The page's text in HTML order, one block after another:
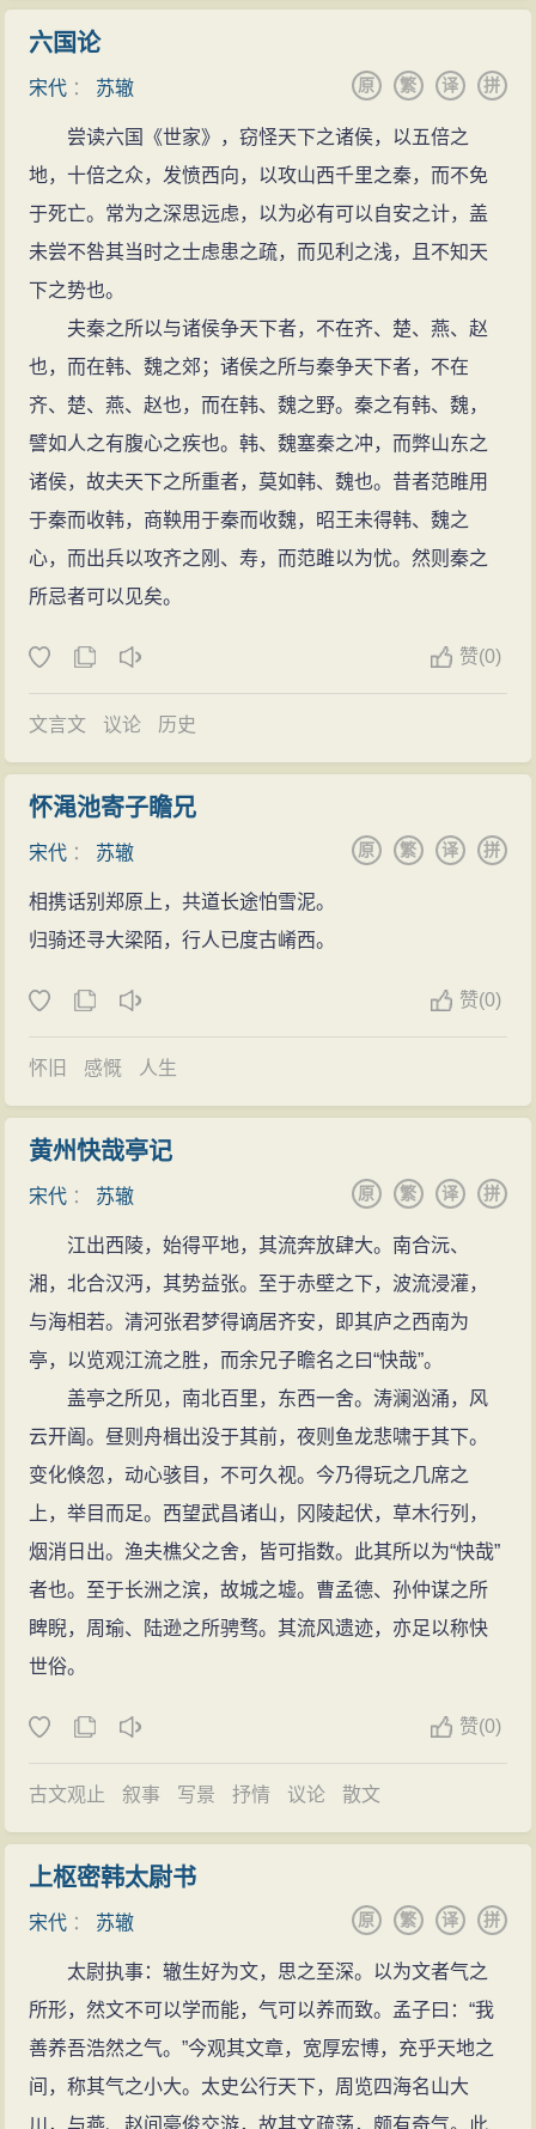
于欧。但韩、欧辟佛道，而苏辙不然。苏辙的文章，与
父兄并称当代大家。与父兄相比，虽有所不及，但亦自
有特点。他擅长政论和史论，在政论中纵谈天下大事，
如《新论》三篇，纵谈天下大事，论断相当确切。《上
皇帝书》说“今世之患，莫急于无财”，亦切中肯綮。史论
同父兄一样，针对时弊，古为今用。
苏辙史论的代表作品是《历代论》，有些篇章是写
得很有特点的。论汉光武、唐太宗，分析相当全面，和
苏轼相比，特点确在于“稳”。《六国论》评论齐、楚、
燕、赵四国不能支援前方的韩、魏，团结抗秦，暗喻北
宋王朝前方受敌而后方安乐腐败的现实。《三国论》将
刘备与刘邦相比，评论刘备“智短而勇不足”，又“不知因其
所不足以求胜”，也有以古鉴今的寓意。
书信杂文
苏辙致力最勤的文章，在于政论和史论，史论之
文，尤所尽心；但他写得更为自由随便的文章，还是书
己初到京师，“非有求于斗升之禄”，“偶然得之，非其所
初生之犊，年少气豪，既不同于韩愈《上宰相书》那样
卑躬屈节，也不像李白《上韩荆州书》那样纵横使气。
当文人仕途广于唐代的宋代，这样的文章是有时代特点
的。与此书相类者，还有《上昭文富丞相书》、《上曾
参政书》，都是年少气豪之作。到了晚年，所为书札，
出语虽有所收敛，但依旧洒脱自然，例如《答黄庭坚
同，但晚年之作，以信札观之，都有平淡自然之语。二
文为人所称者，有《庐山栖贤寺新修僧堂记》、《武昌
九曲亭记》、《黄州快哉亭记》等。其中《庐山栖贤寺
新修僧堂记》以“造语奇特”见称。王士禛《香祖笔记》
云：“颍滨《栖贤寺记》造语奇特，虽唐作者如刘梦得
（刘禹锡）、柳子厚（柳宗元）妙于语言，亦不能过
之。”并引其中“入栖贤谷”一段文字而后云：“予游庐山，
至此，然后知其形容之妙，如丹青画图，后人不能及
也。”苏辙之文，本来不是以“奇”见称的。《黄楼赋》“稍
自振厉”，即被疑为苏轼所作，则此文之“造语奇特”，也就
自然为人所称了。苏辙还有一篇《东轩记》，造语虽不
甚奇，却是写得更加“如其为人”的文章。这篇“记”也是写
得颇有特色。作“东轩”以为“宴休之所”，却不得一日“安于
其中”，而日日忙于“坐市区鬻盐、沽酒、税豚鱼”，此情此
景，是和历来文人雅士作轩亭以自适者大异其趣的。文
章最后还说：希望有那么一天，“世或哀而怜之，使得归
伏田里”，“然后追求颜氏之乐，怀思东轩，优游以忘其
为人”的。
较之苏轼，不论思想和才力都要显得逊色。早年诗大都
写生活琐事，咏物写景，与苏轼唱和之作尤多。风格淳
朴无华，文采少逊。早年的作品《次韵子瞻闻不赴商
幕》三首，写得洒脱自然，颇见个性特点。
晚年退居颍川后，对农民生活了解较多，写出了如
《秋稼》等反映现实生活较为深刻的诗。抒写个人生活
感受之作，艺术成就也超过早期，如《南斋竹》：“幽居
一室少尘缘，妻子相看意自闲。行到南窗修竹下，恍然
绩迁调官职，授苏辙为河南府渑池县主簿。杨畋又举苏
驿读书，准备制科考试。
科举风波
嘉祐六年（1061年）八月，苏辙参与殿试。当时仁
宗已五十二岁，苏辙想他或许对政事感到疲倦，所以尽
力讲政事得失，而对宫禁朝廷之事，议论尤为激切。策
问试卷送上后，苏辙自认为一定被黜落。覆考官司马光
将其置于第三等，初考官胡宿不同意。司马光与范镇商
议后将其置于第四等，三司使蔡襄也力争。只有胡宿认
为苏辙对仁宗不恭，坚持要求黜落他。仁宗说：“用直言
来得人，而因直言抛弃他，天下人会怎么说我呢？”宰相
不得已，把他列入下等。不久后，苏辙被任命为试秘书
省校书郎、充商州军事推官。当时苏洵奉命修《礼
书》，苏轼出任签书凤翔判官。苏辙要求在京城侍养父
亲，获朝廷准许。
治平三年（1066年）四月，苏洵在京师逝世，苏辙
彭山县安镇乡可龙里。
兄弟一路东游前往京师，于次年抵达。
建议新法
熙宁二年（1069年），苏辙上书论政事，即被神宗
辙入三司条例司。吕惠卿依附王安石，苏辙和他讨论时
“有不便之处，就告诉我不必疑虑。”苏辙说：“把钱借给百
姓，使出利息二分，本意是在救济百姓，不是求利。但
出入之间，吏员趁机营私作奸，即使有法也不能禁止，
钱到百姓手里，即使良民也不免乱花；到交还时，即使
富民也不免超过期限。这样，就怕一定要鞭打催促，州
县官的事不胜其烦了。唐代刘晏掌管国家财政，从没有
借钱给百姓。有责怪他的人，刘晏说：‘让百姓侥幸得
钱，不是国家之福；叫吏员靠法催督还债，对百姓不
利。我虽然从不发放借贷，但四方的丰收和灾荒谷价的
贵贱，从来能及时知道。有谷贱处就收购，有谷贵处就
发售，所以四方没有太贵、太贱的弊病，岂用发贷
款？’刘晏所说的，就是常平仓法。现在此法仍在而患在
不整顿，你真能有意于百姓生计，就整顿实行，那刘晏
的功绩可以立刻见效。”王安石说：“你的话有理，我当慢
慢思考。”从此后一月之间都不谈青苗法。
钱，在陕西转运司私自实行青苗法，春天发放秋天收
人去寻求尚未收取的财利。朝廷内外知道这些人一定会
迎合王安石心意添加事情，都不敢说。苏辙去见陈升之
说：“从前嘉祐末年，派官去抚恤各路百姓，但他们各人
都务求滋生事端，回来所奏的大多不可实行，被天下人
耻笑。现在和此事有何不同？”他又写信给王安石，竭力
陈说此事之不可行。王安石发怒，将加罪，陈升之劝
阻，于熙宁二年（1069年）八月被贬出外，任河南府留
六国论
宋代 ： 苏辙 拼
译
繁
原
尝读六国《世家》，窃怪天下之诸侯，以五倍之
地，十倍之众，发愤西向，以攻山西千里之秦，而不免
于死亡。常为之深思远虑，以为必有可以自安之计，盖
未尝不咎其当时之士虑患之疏，而见利之浅，且不知天
下之势也。
夫秦之所以与诸侯争天下者，不在齐、楚、燕、赵
也，而在韩、魏之郊；诸侯之所与秦争天下者，不在
齐、楚、燕、赵也，而在韩、魏之野。秦之有韩、魏，
譬如人之有腹心之疾也。韩、魏塞秦之冲，而弊山东之
诸侯，故夫天下之所重者，莫如韩、魏也。昔者范睢用
于秦而收韩，商鞅用于秦而收魏，昭王未得韩、魏之
心，而出兵以攻齐之刚、寿，而范雎以为忧。然则秦之
所忌者可以见矣。
赞(0)
文言文 议论 历史
怀渑池寄子瞻兄
宋代 ： 苏辙 拼
译
繁
原
相携话别郑原上，共道长途怕雪泥。
归骑还寻大梁陌，行人已度古崤西。
赞(0)
怀旧 感慨 人生
黄州快哉亭记
宋代 ： 苏辙 拼
译
繁
原
江出西陵，始得平地，其流奔放肆大。南合沅、
湘，北合汉沔，其势益张。至于赤壁之下，波流浸灌，
与海相若。清河张君梦得谪居齐安，即其庐之西南为
亭，以览观江流之胜，而余兄子瞻名之曰“快哉”。
盖亭之所见，南北百里，东西一舍。涛澜汹涌，风
云开阖。昼则舟楫出没于其前，夜则鱼龙悲啸于其下。
变化倏忽，动心骇目，不可久视。今乃得玩之几席之
上，举目而足。西望武昌诸山，冈陵起伏，草木行列，
烟消日出。渔夫樵父之舍，皆可指数。此其所以为“快哉”
者也。至于长洲之滨，故城之墟。曹孟德、孙仲谋之所
睥睨，周瑜、陆逊之所骋骛。其流风遗迹，亦足以称快
世俗。
赞(0)
古文观止 叙事 写景 抒情 议论 散文
上枢密韩太尉书
宋代 ： 苏辙 拼
译
繁
原
太尉执事：辙生好为文，思之至深。以为文者气之
所形，然文不可以学而能，气可以养而致。孟子曰：“我
善养吾浩然之气。”今观其文章，宽厚宏博，充乎天地之
间，称其气之小大。太史公行天下，周览四海名山大
川，与燕、赵间豪俊交游，故其文疏荡，颇有奇气。此